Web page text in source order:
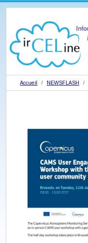
Accueil NEWSFLASH